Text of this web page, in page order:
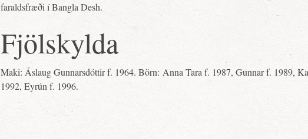
faraldsfræði í Bangla Desh.
Fjölskylda
Maki: Áslaug Gunnarsdóttir f. 1964. Börn: Anna Tara f. 1987, Gunnar f. 1989,
1992, Eyrún f. 1996.